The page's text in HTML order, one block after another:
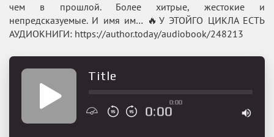
чем в прошлой. Более хитрые, жестокие и
непредсказуемые. И имя им… 🔥У ЭТОЙГО ЦИКЛА ЕСТЬ
АУДИОКНИГИ: https://author.today/audiobook/248213
Title
0:00
0:00